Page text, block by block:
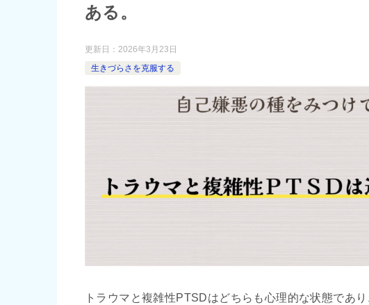
ある。
更新日： 2026年3月23日
生きづらさを克服する
トラウマと複雑性PTSDはどちらも心理的な状態であり